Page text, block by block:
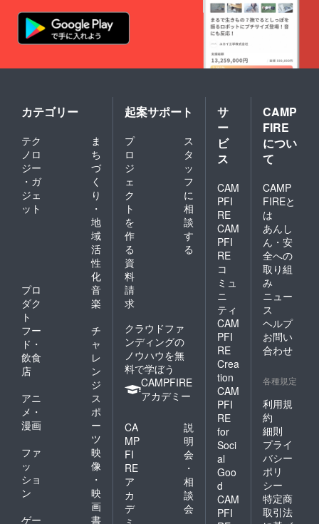
カテゴリー
テク
ノロ
ジー
・ガ
ジェ
ット
ま
ち
づ
く
り
・
地
域
活
性
化
プロ
ダク
ト
音
楽
フー
ド・
飲食
店
チ
ャ
レ
ン
ジ
アニ
メ・
漫画
ス
ポ
ー
ツ
ファ
ッ
ショ
ン
映
像
・
映
画
ゲー
書
起案サポート
プ
ロ
ジ
ェ
ク
ト
を
作
る
ス
タ
ッ
フ
に
相
談
す
る
資
料
請
求
クラウドファ
ンディングの
ノウハウを無
料で学ぼう
CAMPFIRE
アカデミー
CA
MP
FI
RE
ア
カ
デ
説
明
会
・
相
談
会
サ
ー
ビ
ス
CAM
PFI
RE
CAM
PFI
RE
コ
ミュ
ニ
ティ
CAM
PFI
RE
Crea
tion
CAM
PFI
RE
for
Soci
al
Goo
d
CAM
PFI
CAMP
FIRE
につい
て
CAMP
FIREと
は
あんし
ん・安
全への
取り組
み
ニュー
ス
ヘルプ
お問い
合わせ
各種規定
利用規
約
細則
プライ
バシー
ポリ
シー
特定商
取引法